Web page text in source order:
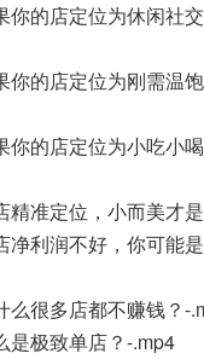
你的店定位为休闲社
你的店定位为刚需温
你的店定位为小吃小
精准定位，小而美才
净利润不好，你可能
么很多店都不赚钱？-
是极致单店？-.mp4